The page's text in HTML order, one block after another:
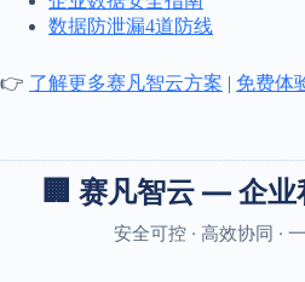
数据防泄漏4道防线
👉 了解更多赛凡智云方案 | 免费体
🏢 赛凡智云 — 企业
安全可控 · 高效协同 ·